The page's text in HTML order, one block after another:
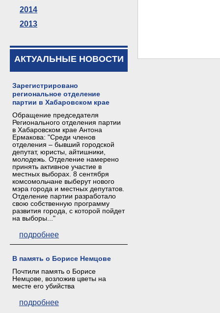
2014
2013
АКТУАЛЬНЫЕ НОВОСТИ
Зарегистрировано
региональное отделение
партии в Хабаровском крае
Обращение председателя
Регионального отделения партии
в Хабаровском крае Антона
Ермакова: "Среди членов
отделения – бывший городской
депутат, юристы, айтишники,
молодежь. Отделение намерено
принять активное участие в
местных выборах. 8 сентября
комсомольчане выберут нового
мэра города и местных депутатов.
Отделение партии разработало
свою собственную программу
развития города, с которой пойдет
на выборы..."
подробнее
В память о Борисе Немцове
Почтили память о Борисе
Немцове, возложив цветы на
месте его убийства
подробнее